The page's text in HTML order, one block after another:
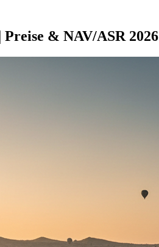
& NAV/ASR 2026